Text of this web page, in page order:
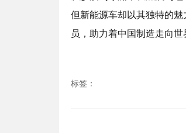
但新能源车却以其独特的
员，助力着中国制造走向
标签：